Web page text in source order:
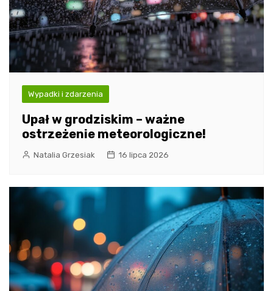
Wypadki i zdarzenia
Upał w grodziskim – ważne
ostrzeżenie meteorologiczne!
Natalia Grzesiak 16 lipca 2026